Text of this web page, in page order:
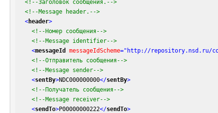
<!--Заголовок сообщения.-->
<!--Message header.-->
<header>
<!--Номер сообщения-->
<!--Message identifier-->
<messageId messageIdScheme="http://repository.nsd.ru/
<!--Отправитель сообщения-->
<!--Message sender-->
<sentBy>NDC000000000</sentBy>
<!--Получатель сообщения-->
<!--Message receiver-->
<sendTo>P00000000222</sendTo>